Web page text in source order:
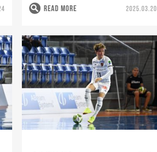
READ MORE 2025.03.20